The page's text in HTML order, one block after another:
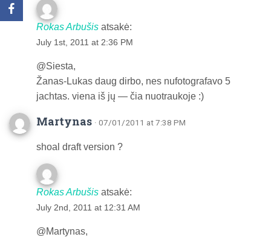
Rokas Arbušis atsakė:
July 1st, 2011 at 2:36 PM
@Siesta,
Žanas-Lukas daug dirbo, nes nufotografavo 5
jachtas. viena iš jų — čia nuotraukoje :)
Martynas · 07/01/2011 at 7:38 PM
shoal draft version ?
Rokas Arbušis atsakė:
July 2nd, 2011 at 12:31 AM
@Martynas,